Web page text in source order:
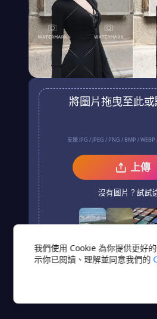
將圖片拖曳至此
支援 JPG / JPEG / PNG / BMP /
上傳
沒有圖片？試試
我們使用 Cookie 為你提供更好
示你已閱讀、理解並同意我們的